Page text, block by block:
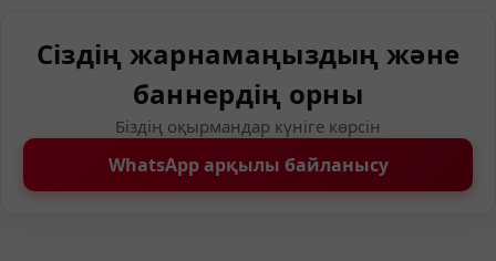
Сіздің жарнамаңыздың және
баннердің орны
Біздің оқырмандар күніге көрсін
WhatsApp арқылы байланысу